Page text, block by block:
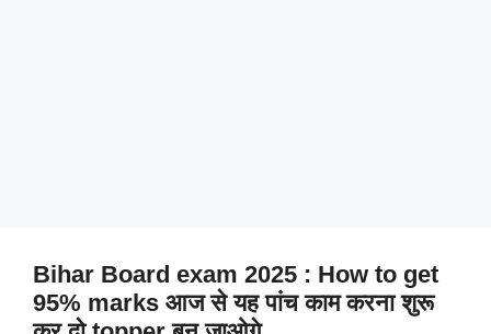
Bihar Board exam 2025 : How to get
95% marks आज से यह पांच काम करना शुरू